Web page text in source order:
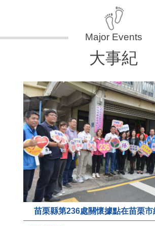
大事紀
苗栗縣第236處關懷據點在苗栗市